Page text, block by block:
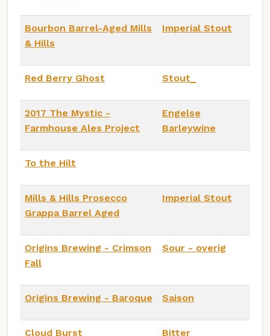
Bourbon Barrel-Aged Mills
& Hills
Imperial Stout
Red Berry Ghost Stout_
2017 The Mystic -
Farmhouse Ales Project
Engelse
Barleywine
To the Hilt
Mills & Hills Prosecco
Grappa Barrel Aged
Imperial Stout
Origins Brewing - Crimson
Fall
Sour - overig
Origins Brewing - Baroque Saison
Cloud Burst Bitter